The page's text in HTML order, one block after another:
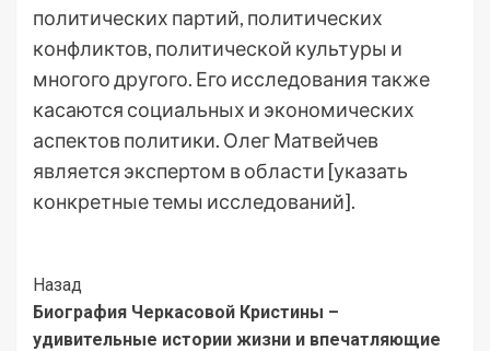
политических партий, политических
конфликтов, политической культуры и
многого другого. Его исследования также
касаются социальных и экономических
аспектов политики. Олег Матвейчев
является экспертом в области [указать
конкретные темы исследований].
Post
Navigation
Назад
Биография Черкасовой Кристины –
удивительные истории жизни и впечатляющие